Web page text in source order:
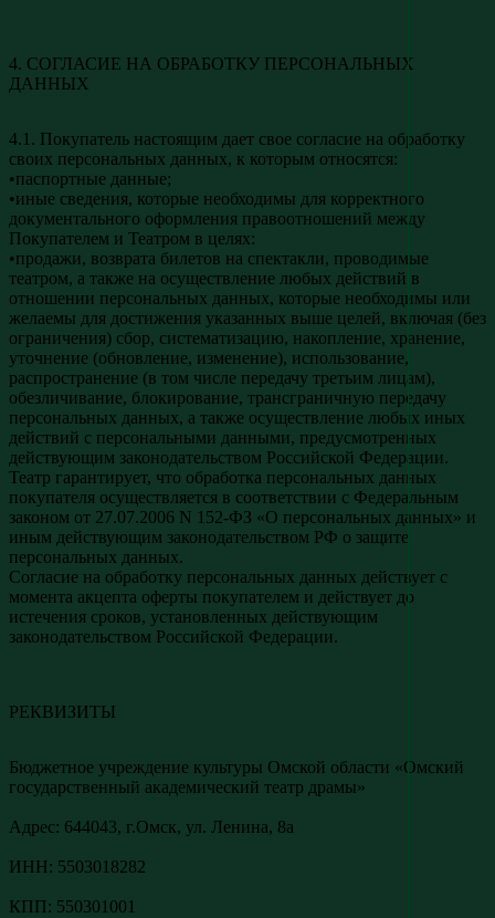
4. СОГЛАСИЕ НА ОБРАБОТКУ ПЕРСОНАЛЬНЫХ
ДАННЫХ
4.1. Покупатель настоящим дает свое согласие на обработку
своих персональных данных, к которым относятся:
•паспортные данные;
•иные сведения, которые необходимы для корректного
документального оформления правоотношений между
Покупателем и Театром в целях:
•продажи, возврата билетов на спектакли, проводимые
театром, а также на осуществление любых действий в
отношении персональных данных, которые необходимы или
желаемы для достижения указанных выше целей, включая (без
ограничения) сбор, систематизацию, накопление, хранение,
уточнение (обновление, изменение), использование,
распространение (в том числе передачу третьим лицам),
обезличивание, блокирование, трансграничную передачу
персональных данных, а также осуществление любых иных
действий с персональными данными, предусмотренных
действующим законодательством Российской Федерации.
Театр гарантирует, что обработка персональных данных
покупателя осуществляется в соответствии с Федеральным
законом от 27.07.2006 N 152-ФЗ «О персональных данных» и
иным действующим законодательством РФ о защите
персональных данных.
Согласие на обработку персональных данных действует с
момента акцепта оферты покупателем и действует до
истечения сроков, установленных действующим
законодательством Российской Федерации.
РЕКВИЗИТЫ
Бюджетное учреждение культуры Омской области «Омский
государственный академический театр драмы»
Адреc: 644043, г.Омск, ул. Ленина, 8а
ИНН: 5503018282
КПП: 550301001